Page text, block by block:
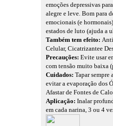
emoções depressivas
alegre e leve. Bom para
emocionais (e
estados de luto (ajuda a
Também tem efeito:
Celular, Cicatrizantee
Precauções: Evite usar
com tensão muito baixa
Cuidados: Tapar sempre
evitar a evaporação dos
Afastar de Fontes de
Aplicação: Inalar
em cada narina, 3 ou 4